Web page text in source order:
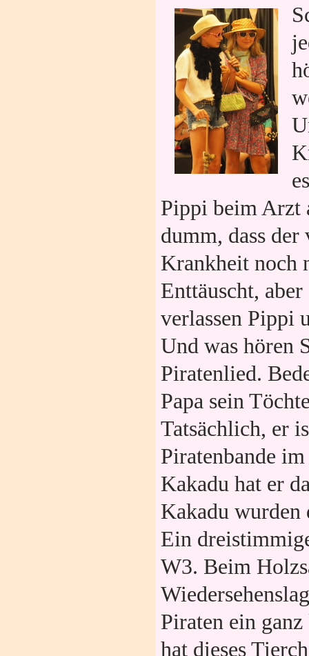
Pippi beim Arzt
dumm, dass der
Krankheit noch
Enttäuscht,
verlassen Pippi
Und was hören
Piratenlied.
Papa sein
Tatsächlich, er
Piratenbande
Kakadu hat er
Kakadu wurden
Ein
W3. Beim
Piraten ein
hat dieses